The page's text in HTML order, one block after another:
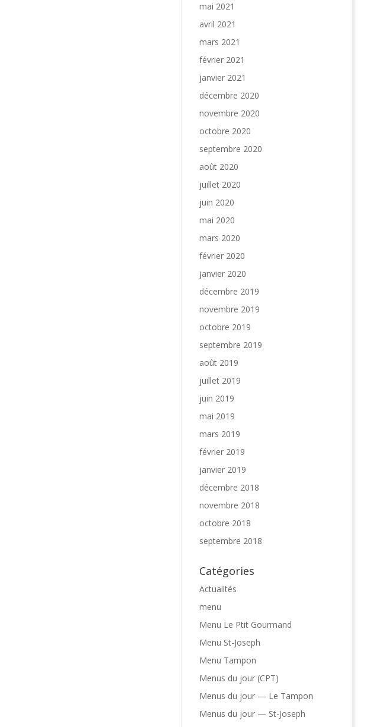
mai 2021
avril 2021
mars 2021
février 2021
janvier 2021
décembre 2020
novembre 2020
octobre 2020
septembre 2020
août 2020
juillet 2020
juin 2020
mai 2020
mars 2020
février 2020
janvier 2020
décembre 2019
novembre 2019
octobre 2019
septembre 2019
août 2019
juillet 2019
juin 2019
mai 2019
mars 2019
février 2019
janvier 2019
décembre 2018
novembre 2018
octobre 2018
septembre 2018
Catégories
Actualités
menu
Menu Le Ptit Gourmand
Menu St-Joseph
Menu Tampon
Menus du jour (CPT)
Menus du jour — Le Tampon
Menus du jour — St-Joseph